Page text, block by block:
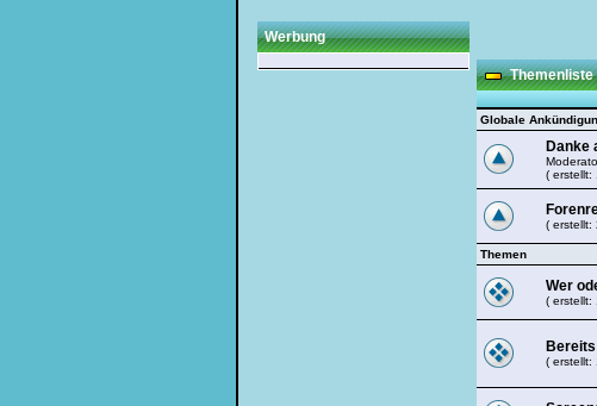
Ich habe mein Passwort
Werbung
Themenliste
Globale
Danke
( erstellt:
( erstellt:
Themen
Wer
( erstellt:
( erstellt: